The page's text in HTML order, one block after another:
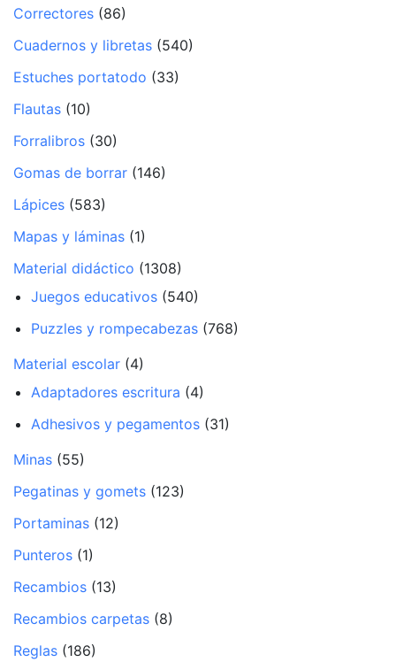
Correctores (86)
Cuadernos y libretas (540)
Estuches portatodo (33)
Flautas (10)
Forralibros (30)
Gomas de borrar (146)
Lápices (583)
Mapas y láminas (1)
Material didáctico (1308)
Juegos educativos (540)
Puzzles y rompecabezas (768)
Material escolar (4)
Adaptadores escritura (4)
Adhesivos y pegamentos (31)
Minas (55)
Pegatinas y gomets (123)
Portaminas (12)
Punteros (1)
Recambios (13)
Recambios carpetas (8)
Reglas (186)